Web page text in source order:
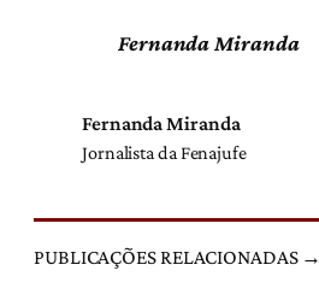
Fernanda Miranda
Fernanda Miranda
Jornalista da Fenajufe
PUBLICAÇÕES RELACIONADAS →